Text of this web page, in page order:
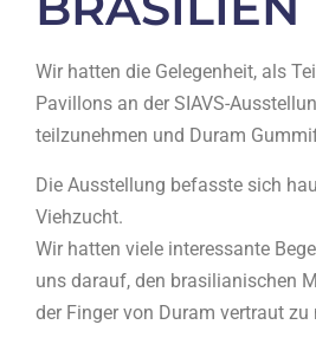
Wir hatten die Gelegenheit, als
Pavillons an der SIAVS-
teilzunehmen und Duram
Die Ausstellung befasste sich
Viehzucht.
Wir hatten viele interessante
uns darauf, den brasilianischen
der Finger von Duram vertraut zu